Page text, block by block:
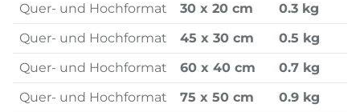
Quer- und Hochformat
30 x 20 cm
0.3 kg
Quer- und Hochformat
45 x 30 cm
0.5 kg
Quer- und Hochformat
60 x 40 cm
0.7 kg
Quer- und Hochformat
75 x 50 cm
0.9 kg